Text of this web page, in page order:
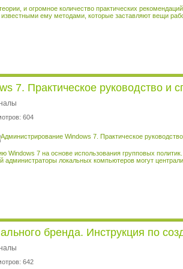
и огромное количество практических
ему методами, которые заставляют вещи
7. Практическое руководство и
604
Windows 7 на основе использования групповых
администраторы локальных компьютеров могут
бренда. Инструкция по
642